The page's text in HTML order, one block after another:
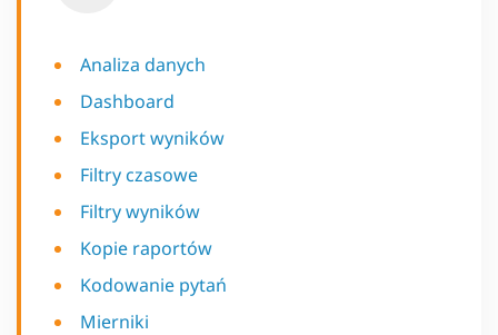
Analiza danych
Dashboard
Eksport wyników
Filtry czasowe
Filtry wyników
Kopie raportów
Kodowanie pytań
Mierniki